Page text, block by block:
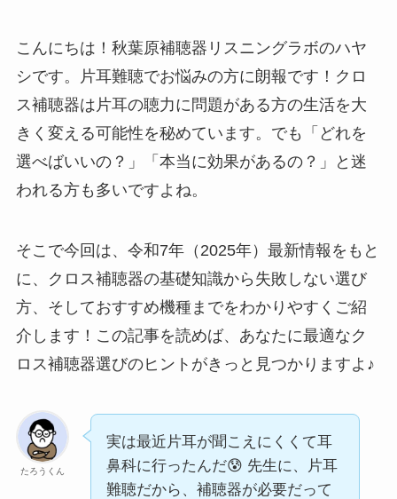
こんにちは！秋葉原補聴器リスニングラボのハヤ
シです。片耳難聴でお悩みの方に朗報です！クロ
ス補聴器は片耳の聴力に問題がある方の生活を大
きく変える可能性を秘めています。でも「どれを
選べばいいの？」「本当に効果があるの？」と迷
われる方も多いですよね。
そこで今回は、令和7年（2025年）最新情報をもと
に、クロス補聴器の基礎知識から失敗しない選び
方、そしておすすめ機種までをわかりやすくご紹
介します！この記事を読めば、あなたに最適なク
ロス補聴器選びのヒントがきっと見つかりますよ♪
たろうくん
実は最近片耳が聞こえにくくて耳
鼻科に行ったんだ😰 先生に、片耳
難聴だから、補聴器が必要だって